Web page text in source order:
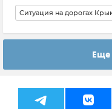
Ситуация на дорогах
Новости Крыма
Очереди на Крымском
Керчь Тамань
Еще